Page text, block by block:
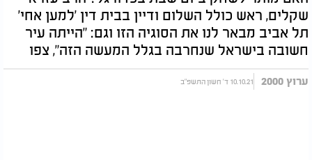
שקלים, ראש כולל השלום ודיין בבית דין 'למען אחי'
תל אביב מבאר לנו את הסוגיה הזו וגם: "הייתה עיר
חשובה בישראל שנחרבה בגלל המעשה הזה", צפו
ערוץ 2000 10.10.21 ד' חשון התשפ"ב